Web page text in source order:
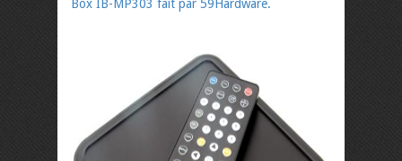
Box IB-MP303 fait par 59Hardware.